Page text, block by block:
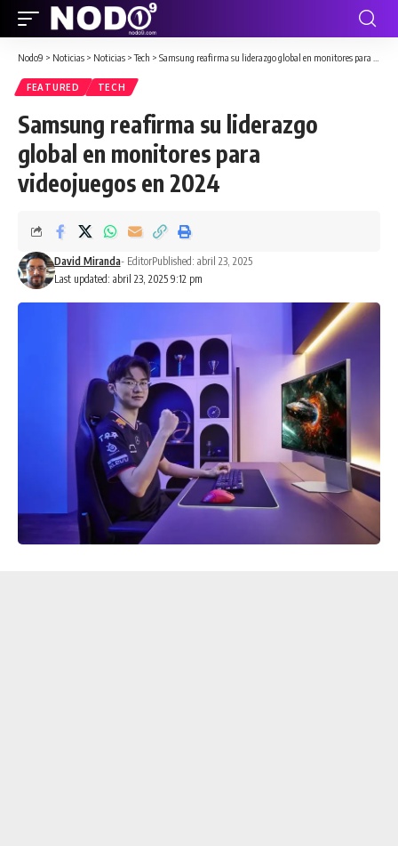
Nodo9 > Noticias > Noticias >Tech > Samsung reafirma su liderazgo global en monitores para videojuegos en 2024
FEATURED TECH
Samsung reafirma su liderazgo
global en monitores para
videojuegos en 2024
Last updated: abril 23, 2025 9:12 pm
David Miranda- EditorPublished: abril 23, 2025